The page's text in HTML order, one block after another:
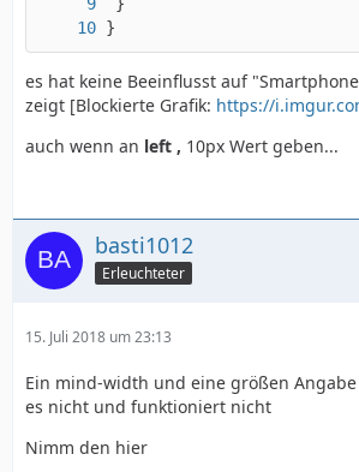
}
es hat keine Beeinflusst auf
zeigt [Blockierte Grafik: https://
auch wenn an left , 10px Wert geben...
basti1012
Erleuchteter
15. Juli 2018 um 23:13
Ein mind-width und eine größen
es nicht und funktioniert nicht
Nimm den hier